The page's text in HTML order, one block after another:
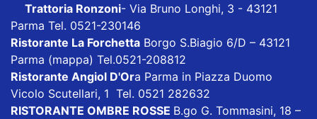
Trattoria Ronzoni- Via Bruno Longhi, 3 - 43121
Parma Tel. 0521-230146
Ristorante La Forchetta Borgo S.Biagio 6/D – 43121
Parma (mappa) Tel.0521-208812
Ristorante Angiol D'Ora Parma in Piazza Duomo
Vicolo Scutellari, 1 Tel. 0521 282632
RISTORANTE OMBRE ROSSE B.go G. Tommasini, 18 –